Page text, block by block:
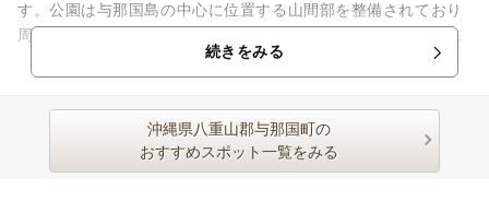
す。公園は与那国島の中心に位置する山間部を整備されており
周囲は森林になっています。それら木々の間に整備された遊歩
道を散策しながら森林浴を楽...続きをみる
沖縄県八重山郡与那国町の
おすすめスポット一覧をみる